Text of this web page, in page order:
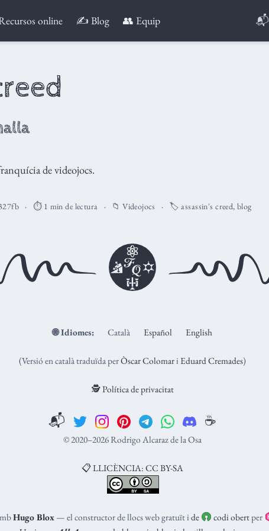
online ✍️ Blog 👥 Equip 📬
de videojocs.
⏱️ 1 min de lectura 📁Videojocs 🏷️assassin's creed,blog
🌐 Idiomes: Català Español English
(Versió en català traduïda perÒscar ColomariEduard Cremades)
🕵️ Política de privacitat
📬 ☕️
© 2020–2026 Rodrigo Alcaraz de la Osa
📋 LLICÈNCIA: CC BY-SA
Hugo Blox— el constructor de llocs web gratuït ide codi obertper